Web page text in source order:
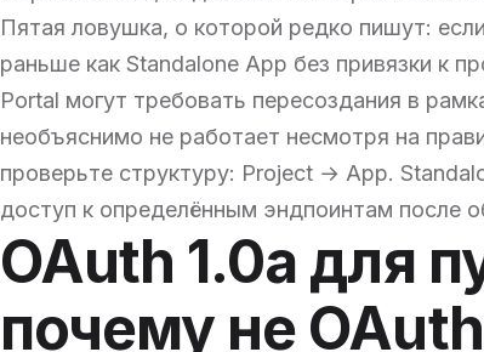
Пятая ловушка, о которой редко пишут:
раньше как Standalone App без привязки к
Portal могут требовать пересоздания в
необъяснимо не работает несмотря на
проверьте структуру: Project → App.
доступ к определённым эндпоинтам после
OAuth 1.0a для
почему не